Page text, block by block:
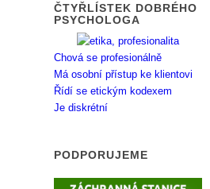
ČTYŘLÍSTEK DOBRÉHO
PSYCHOLOGA
Chová se profesionálně
Má osobní přístup ke klientovi
Řídí se etickým kodexem
Je diskrétní
PODPORUJEME